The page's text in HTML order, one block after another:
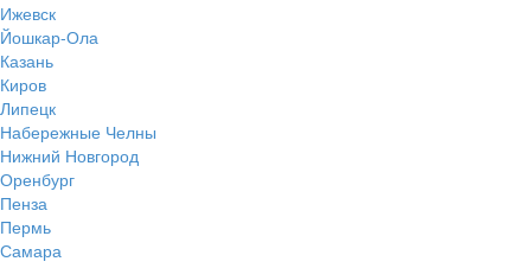
Ижевск
Йошкар-Ола
Казань
Киров
Липецк
Набережные Челны
Нижний Новгород
Оренбург
Пенза
Пермь
Самара